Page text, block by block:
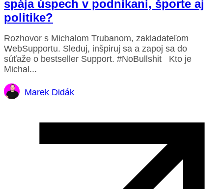
spája úspech v podnikaní, športe aj
politike?
Rozhovor s Michalom Trubanom, zakladateľom
WebSupportu. Sleduj, inšpiruj sa a zapoj sa do
súťaže o bestseller Support. #NoBullshit Kto je
Michal...
Marek Didák